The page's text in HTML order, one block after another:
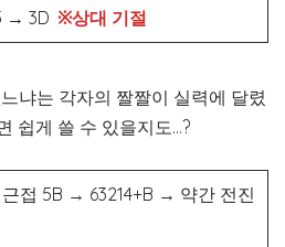
→ 3D ※상대 기절
냐는 각자의 짤짤이 실력에 달렸
쉽게 쓸 수 있을지도…?
접 5B → 63214+B → 약간 전진